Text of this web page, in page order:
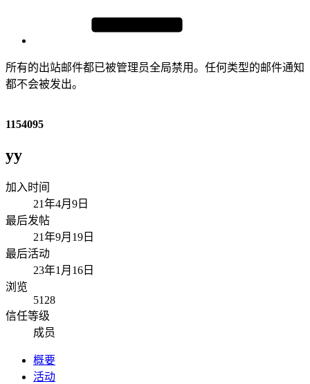
所有的出站邮件都已被管理员全局禁用。任何类型的邮件通知
都不会被发出。
1154095
yy
加入时间
21年4月9日
最后发帖
21年9月19日
最后活动
23年1月16日
浏览
5128
信任等级
成员
概要
活动